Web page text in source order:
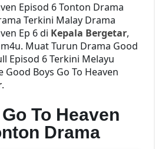
Episod 6 Tonton Drama
Terkini Malay Drama
Ep 6 di Kepala Bergetar,
Muat Turun Drama Good
Episod 6 Terkini Melayu
Good Boys Go To Heaven
.
To Heaven
Drama